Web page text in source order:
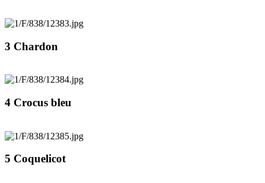
3 Chardon
4 Crocus bleu
5 Coquelicot